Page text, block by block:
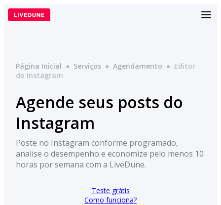
Pular
para
Página Inicial ● Serviços ● Agendamento ● Editor
do Instagram
Agende seus posts do
Instagram
Poste no Instagram conforme programado,
analise o desempenho e economize pelo menos 10
horas por semana com a LiveDune.
Teste grátis
Como funciona?